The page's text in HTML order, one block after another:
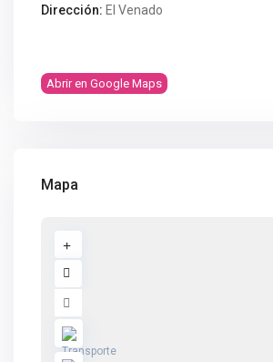
Dirección: El Venado
Abrir en Google Maps
Mapa